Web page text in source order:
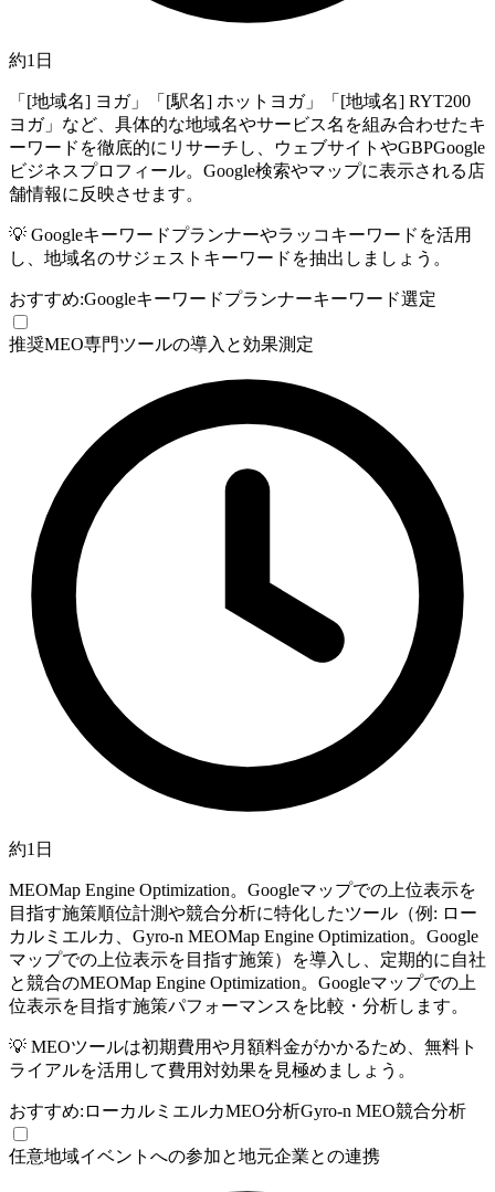
約1日
「[地域名] ヨガ」「[駅名] ホットヨガ」「[地域名] RYT200
ヨガ」など、具体的な地域名やサービス名を組み合わせたキ
ーワードを徹底的にリサーチし、ウェブサイトやGBPGoogle
ビジネスプロフィール。Google検索やマップに表示される店
舗情報に反映させます。
💡 Googleキーワードプランナーやラッコキーワードを活用
し、地域名のサジェストキーワードを抽出しましょう。
おすすめ:Googleキーワードプランナーキーワード選定
推奨MEO専門ツールの導入と効果測定
約1日
MEOMap Engine Optimization。Googleマップでの上位表示を
目指す施策順位計測や競合分析に特化したツール（例: ロー
カルミエルカ、Gyro-n MEOMap Engine Optimization。Google
マップでの上位表示を目指す施策）を導入し、定期的に自社
と競合のMEOMap Engine Optimization。Googleマップでの上
位表示を目指す施策パフォーマンスを比較・分析します。
💡 MEOツールは初期費用や月額料金がかかるため、無料ト
ライアルを活用して費用対効果を見極めましょう。
おすすめ: ローカルミエルカMEO分析Gyro-n MEO競合分析
任意地域イベントへの参加と地元企業との連携